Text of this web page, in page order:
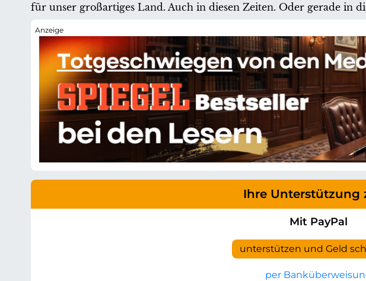
für unser großartiges Land. Auch in diesen Zeiten. Oder gerade in
Ihre Unterstützung
Mit PayPal
unterstützen und Geld
per